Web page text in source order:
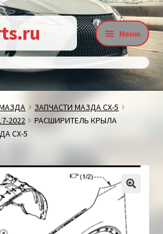
Меню
Контакты
Статьи
и оплата
ЗАПЧАСТИ МАЗДА СХ-5
2022
РАСШИРИТЕЛЬ КРЫЛА
СХ-5